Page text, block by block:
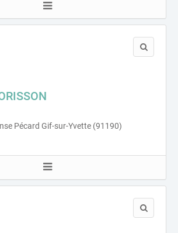
Pécard Gif-sur-Yvette (91190)